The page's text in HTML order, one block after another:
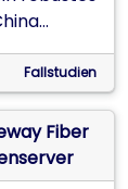
Fallstudien
Fiber